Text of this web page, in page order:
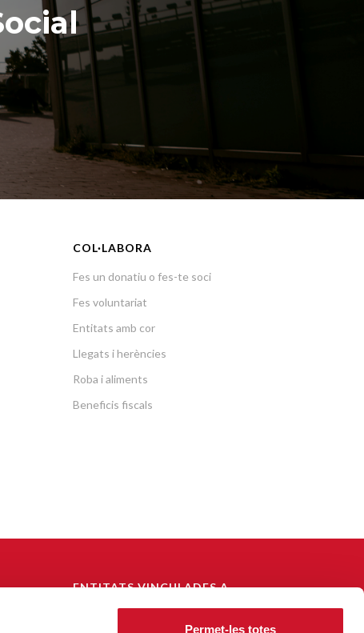
Permet-les totes
COL·LABORA
Fes un donatiu o fes-te soci
Fes voluntariat
Entitats amb cor
Llegats i herències
Roba i aliments
Beneficis fiscals
ENTITATS VINCULADES A